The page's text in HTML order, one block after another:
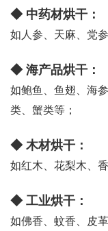
◆ 中药材烘干：
如人参、天麻、党
◆ 海产品烘干：
如鲍鱼、鱼翅、海
类、蟹类等；
◆ 木材烘干：
如红木、花梨木、
◆ 工业烘干：
如佛香、蚊香、皮